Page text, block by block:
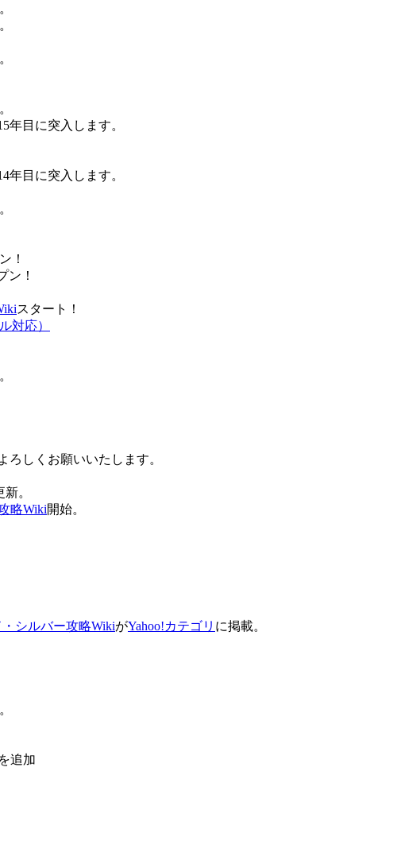
目に突入します。
目に突入します。
！
ン！
スタート！
対応）
ろしくお願いいたします。
新。
略Wiki開始。
シルバー攻略WikiがYahoo!カテゴリ に掲載。
追加